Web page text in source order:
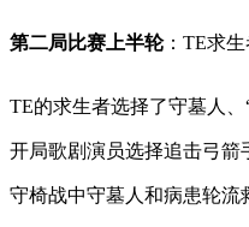
第二局比赛上半轮：TE求
TE的求生者选择了守墓人
开局歌剧演员选择追击弓箭
守椅战中守墓人和病患轮流